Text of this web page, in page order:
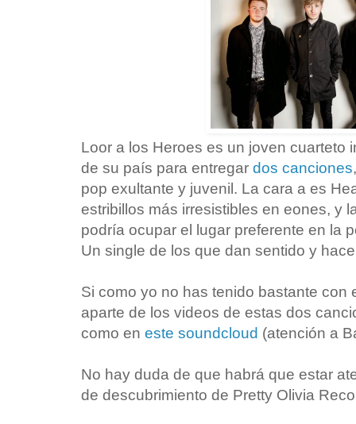
Loor a los Heroes es un joven cuarteto
de su país para entregar dos canciones
pop exultante y juvenil. La cara a es
estribillos más irresistibles en eones, y
podría ocupar el lugar preferente en la
Un single de los que dan sentido y
Si como yo no has tenido bastante con
aparte de los videos de estas dos
como en este soundcloud (atención a
No hay duda de que habrá que estar
de descubrimiento de Pretty Olivia